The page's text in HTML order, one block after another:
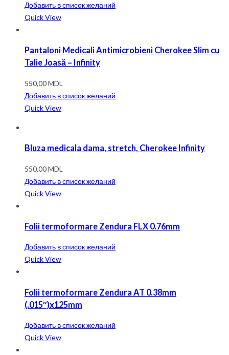
Добавить в список желаний
Quick View
Pantaloni Medicali Antimicrobieni Cherokee Slim cu
Talie Joasă – Infinity
550,00MDL
Добавить в список желаний
Quick View
Bluza medicala dama, stretch, Cherokee Infinity
550,00MDL
Добавить в список желаний
Quick View
Folii termoformare Zendura FLX 0.76mm
Добавить в список желаний
Quick View
Folii termoformare Zendura AT 0.38mm
(.015″)x125mm
Добавить в список желаний
Quick View